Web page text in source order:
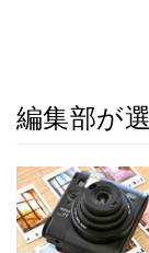
編集部が